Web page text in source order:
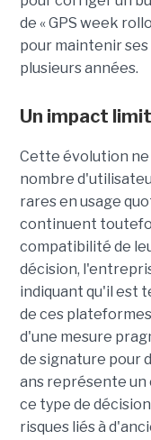
de « GPS week
pour maintenir
plusieurs années.
Un impact
Cette évolution
nombre
rares en usage
continuent
compatibilité de
décision,
indiquant qu'il est
de ces
d'une mesure
de signature pour
ans représente
ce type de
risques liés à